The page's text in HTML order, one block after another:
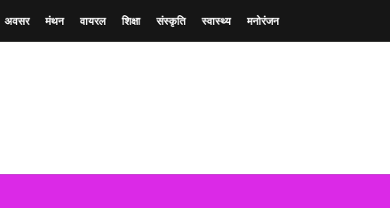
अवसर मंथन वायरल शिक्षा संस्कृति स्वास्थ्य मनोरंजन